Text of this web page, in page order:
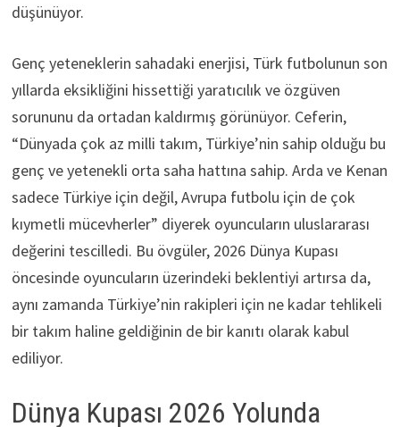
düşünüyor.
Genç yeteneklerin sahadaki enerjisi, Türk futbolunun son
yıllarda eksikliğini hissettiği yaratıcılık ve özgüven
sorununu da ortadan kaldırmış görünüyor. Ceferin,
“Dünyada çok az milli takım, Türkiye’nin sahip olduğu bu
genç ve yetenekli orta saha hattına sahip. Arda ve Kenan
sadece Türkiye için değil, Avrupa futbolu için de çok
kıymetli mücevherler” diyerek oyuncuların uluslararası
değerini tescilledi. Bu övgüler, 2026 Dünya Kupası
öncesinde oyuncuların üzerindeki beklentiyi artırsa da,
aynı zamanda Türkiye’nin rakipleri için ne kadar tehlikeli
bir takım haline geldiğinin de bir kanıtı olarak kabul
ediliyor.
Dünya Kupası 2026 Yolunda